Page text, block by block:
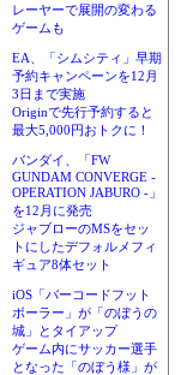
レーヤーで展開の変わる
ゲームも
EA、「シムシティ」早期
予約キャンペーンを12月
3日まで実施
Originで先行予約すると
最大5,000円おトクに！
バンダイ、「FW
GUNDAM CONVERGE -
OPERATION JABURO -」
を12月に発売
ジャブローのMSをセッ
トにしたデフォルメフィ
ギュア8体セット
iOS「バーコードフット
ボーラー」が「のぼうの
城」とタイアップ
ゲーム内にサッカー選手
となった「のぼう様」が